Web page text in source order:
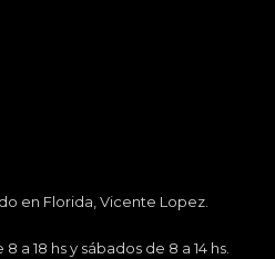
en Florida, Vicente Lopez.
a 18 hs y sábados de 8 a 14 hs.